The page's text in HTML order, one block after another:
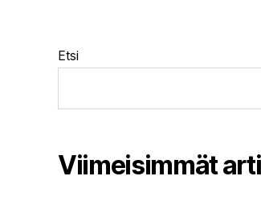
Etsi
Viimeisimmät